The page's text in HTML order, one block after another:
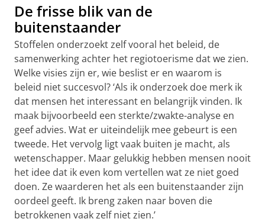
De frisse blik van de
buitenstaander
Stoffelen onderzoekt zelf vooral het beleid, de
samenwerking achter het regiotoerisme dat we zien.
Welke visies zijn er, wie beslist er en waarom is
beleid niet succesvol? ‘Als ik onderzoek doe merk ik
dat mensen het interessant en belangrijk vinden. Ik
maak bijvoorbeeld een sterkte/zwakte-analyse en
geef advies. Wat er uiteindelijk mee gebeurt is een
tweede. Het vervolg ligt vaak buiten je macht, als
wetenschapper. Maar gelukkig hebben mensen nooit
het idee dat ik even kom vertellen wat ze niet goed
doen. Ze waarderen het als een buitenstaander zijn
oordeel geeft. Ik breng zaken naar boven die
betrokkenen vaak zelf niet zien.’